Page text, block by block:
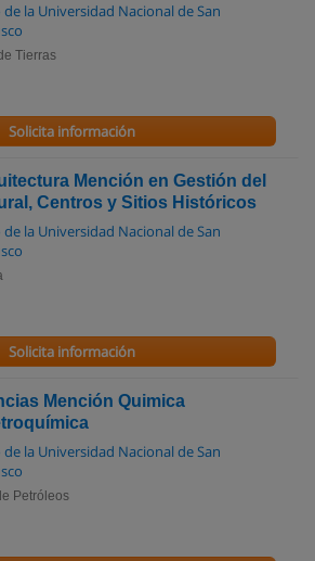
de la Universidad Nacional de San
Tierras
Solicita información
Mención en Gestión del
Centros y Sitios Históricos
de la Universidad Nacional de San
Solicita información
Mención Quimica
de la Universidad Nacional de San
Petróleos